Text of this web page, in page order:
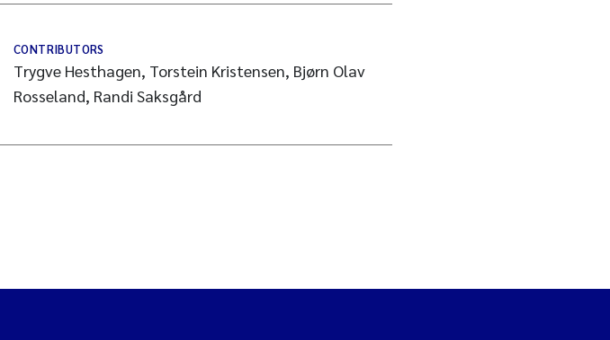
CONTRIBUTORS
Trygve Hesthagen, Torstein Kristensen, Bjørn Olav
Rosseland, Randi Saksgård